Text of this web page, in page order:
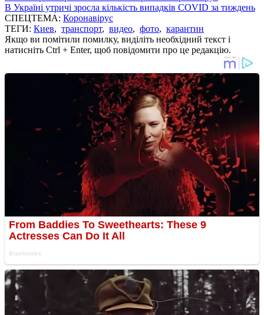
В Україні утричі зросла кількість випадків COVID за тиждень
СПЕЦТЕМА: Коронавірус
ТЕГИ: Киев, транспорт, видео, фото, карантин
Якщо ви помітили помилку, виділіть необхідний текст і
натисніть Ctrl + Enter, щоб повідомити про це редакцію.